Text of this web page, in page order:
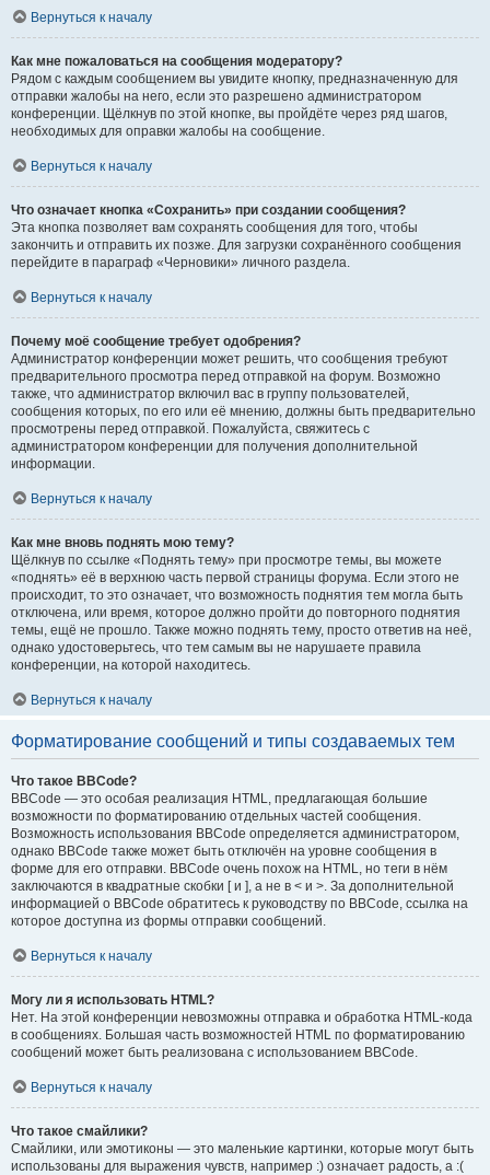
Вернуться к началу
Как мне пожаловаться на сообщения модератору?
Рядом с каждым сообщением вы увидите кнопку, предназначенную для
отправки жалобы на него, если это разрешено администратором
конференции. Щёлкнув по этой кнопке, вы пройдёте через ряд шагов,
необходимых для оправки жалобы на сообщение.
Вернуться к началу
Что означает кнопка «Сохранить» при создании сообщения?
Эта кнопка позволяет вам сохранять сообщения для того, чтобы
закончить и отправить их позже. Для загрузки сохранённого сообщения
перейдите в параграф «Черновики» личного раздела.
Вернуться к началу
Почему моё сообщение требует одобрения?
Администратор конференции может решить, что сообщения требуют
предварительного просмотра перед отправкой на форум. Возможно
также, что администратор включил вас в группу пользователей,
сообщения которых, по его или её мнению, должны быть предварительно
просмотрены перед отправкой. Пожалуйста, свяжитесь с
администратором конференции для получения дополнительной
информации.
Вернуться к началу
Как мне вновь поднять мою тему?
Щёлкнув по ссылке «Поднять тему» при просмотре темы, вы можете
«поднять» её в верхнюю часть первой страницы форума. Если этого не
происходит, то это означает, что возможность поднятия тем могла быть
отключена, или время, которое должно пройти до повторного поднятия
темы, ещё не прошло. Также можно поднять тему, просто ответив на неё,
однако удостоверьтесь, что тем самым вы не нарушаете правила
конференции, на которой находитесь.
Вернуться к началу
Форматирование сообщений и типы создаваемых тем
Что такое BBCode?
BBCode — это особая реализация HTML, предлагающая большие
возможности по форматированию отдельных частей сообщения.
Возможность использования BBCode определяется администратором,
однако BBCode также может быть отключён на уровне сообщения в
форме для его отправки. BBCode очень похож на HTML, но теги в нём
заключаются в квадратные скобки [ и ], а не в < и >. За дополнительной
информацией о BBCode обратитесь к руководству по BBCode, ссылка на
которое доступна из формы отправки сообщений.
Вернуться к началу
Могу ли я использовать HTML?
Нет. На этой конференции невозможны отправка и обработка HTML-кода
в сообщениях. Большая часть возможностей HTML по форматированию
сообщений может быть реализована с использованием BBCode.
Вернуться к началу
Что такое смайлики?
Смайлики, или эмотиконы — это маленькие картинки, которые могут быть
использованы для выражения чувств, например :) означает радость, а :(